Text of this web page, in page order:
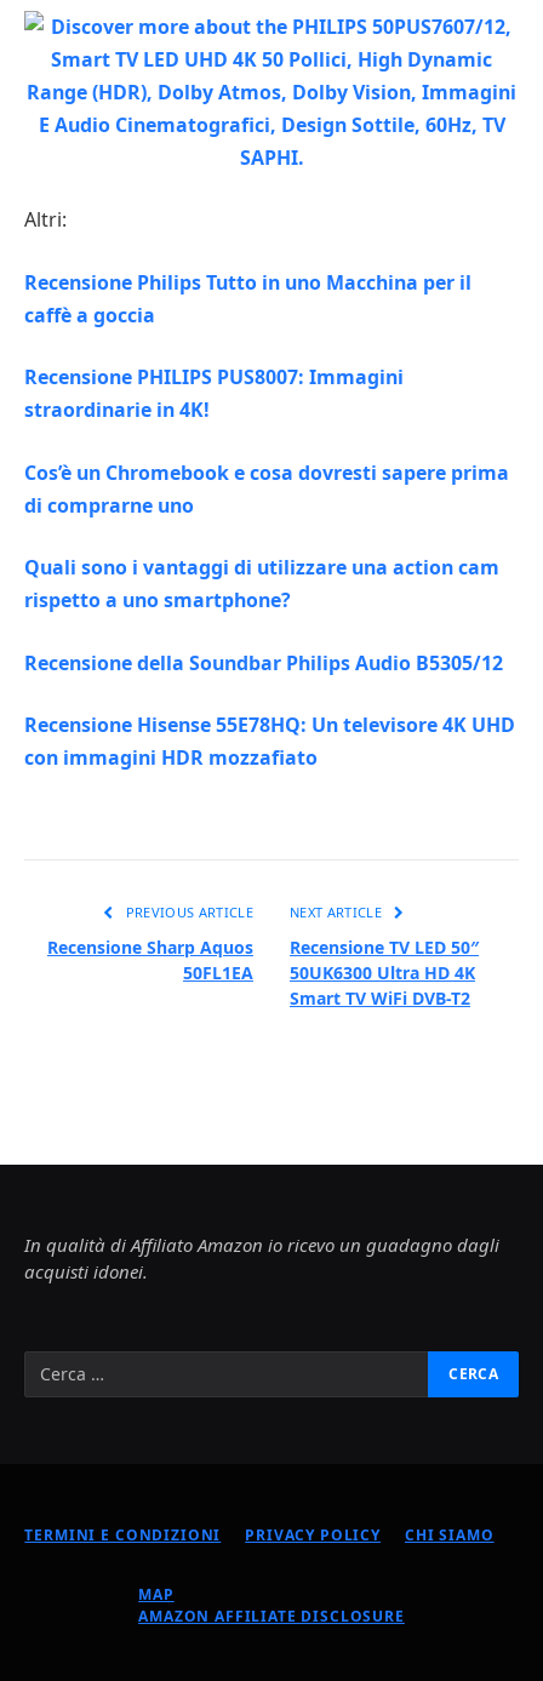
Altri:
Recensione Philips Tutto in uno Macchina per il
caffè a goccia
Recensione PHILIPS PUS8007: Immagini
straordinarie in 4K!
Cos’è un Chromebook e cosa dovresti sapere prima
di comprarne uno
Quali sono i vantaggi di utilizzare una action cam
rispetto a uno smartphone?
Recensione della Soundbar Philips Audio B5305/12
Recensione Hisense 55E78HQ: Un televisore 4K UHD
con immagini HDR mozzafiato
PREVIOUS ARTICLE
Recensione Sharp Aquos
50FL1EA
NEXT ARTICLE
Recensione TV LED 50″
50UK6300 Ultra HD 4K
Smart TV WiFi DVB-T2
In qualità di Affiliato Amazon io ricevo un guadagno dagli
acquisti idonei.
TERMINI E CONDIZIONI PRIVACY POLICY CHI SIAMO
MAP
AMAZON AFFILIATE DISCLOSURE